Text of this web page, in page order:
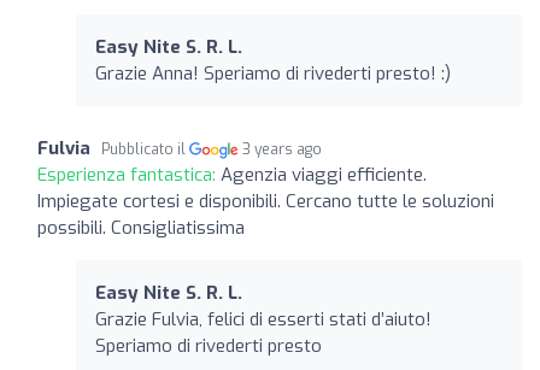
Easy Nite S. R. L.
Grazie Anna! Speriamo di rivederti presto! :)
Fulvia Pubblicato il 3 years ago
Esperienza fantastica: Agenzia viaggi efficiente.
Impiegate cortesi e disponibili. Cercano tutte le soluzioni
possibili. Consigliatissima
Easy Nite S. R. L.
Grazie Fulvia, felici di esserti stati d’aiuto!
Speriamo di rivederti presto